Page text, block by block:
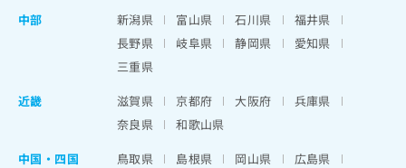
中部
新潟県 富山県 石川県
福井県
長野県
岐阜県 静岡県
愛知県
三重県
近畿
滋賀県 京都府 大阪府
兵庫県
奈良県
和歌山県
中国・四国
鳥取県 島根県 岡山県
広島県